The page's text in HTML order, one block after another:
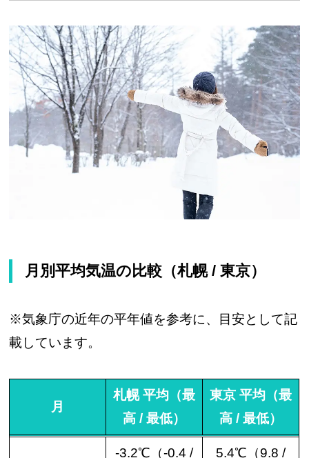
月別平均気温の比較（札幌 / 東京）
※気象庁の近年の平年値を参考に、目安として記
載しています。
月
札幌 平均（最
高 / 最低）
東京 平均（最
高 / 最低）
-3.2℃（-0.4 /
5.4℃（9.8 /